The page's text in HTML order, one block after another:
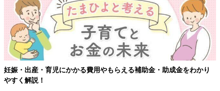
妊娠・出産・育児にかかる費用やもらえる補助金・助成金をわかり
やすく解説！